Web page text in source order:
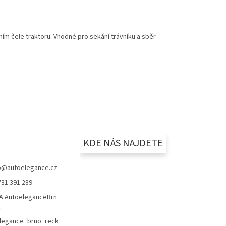
čele traktoru. Vhodné pro sekání trávníku a sběr
@autoelegance.cz
391 289
AutoeleganceBrn
KDE NÁS NAJDETE